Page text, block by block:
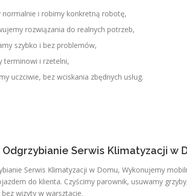
i robimy konkretną robotę,
rozwiązania do realnych potrzeb,
szybko i bez problemów,
terminowi i rzetelni,
uczciwie, bez wciskania zbędnych usług.
Odgrzybianie Serwis Klimatyzacji w
Serwis Klimatyzacji w Domu, Wykonujemy
do klienta. Czyścimy parownik, usuwamy
wizyty w warsztacie.